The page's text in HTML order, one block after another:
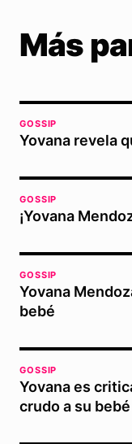
Más
GOSSIP
Yovana revela
GOSSIP
¡Yovana
GOSSIP
Yovana
bebé
GOSSIP
Yovana es
crudo a su bebé